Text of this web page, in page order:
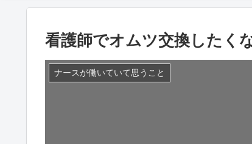
看護師でオムツ交換したく
ナースが働いていて思うこと